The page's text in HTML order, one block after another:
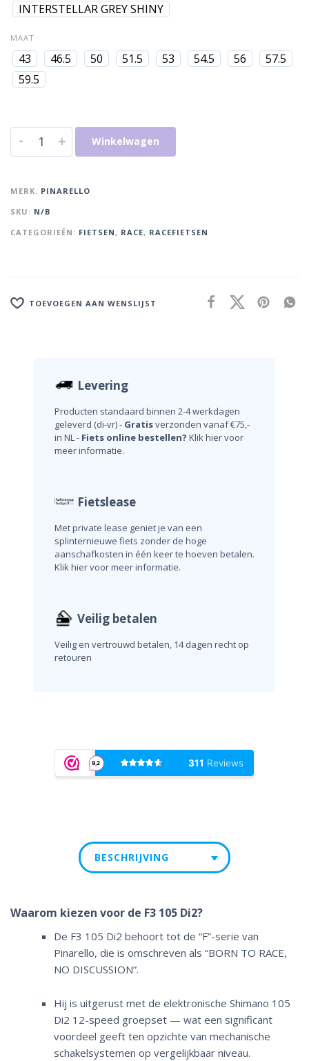
INTERSTELLAR GREY SHINY
MAAT
43 46.5 50 51.5 53 54.5 56
57.5
59.5
- + Winkelwagen
MERK: PINARELLO
SKU: N/B
CATEGORIEËN: FIETSEN, RACE, RACEFIETSEN
TOEVOEGEN AAN WENSLIJST
Levering
Producten standaard binnen 2-4 werkdagen
geleverd (di-vr) - Gratisverzonden vanaf €75,-
in NL - Fiets online bestellen? Klik hier voor
meer informatie.
Fietslease
Met private lease geniet je van een
splinternieuwe fiets zonder de hoge
aanschafkosten in één keer te hoeven betalen.
Klik hier voor meer informatie.
Veilig betalen
Veilig en vertrouwd betalen, 14 dagen recht op
retouren
BESCHRIJVING
Waarom kiezen voor de F3 105 Di2?
De F3 105 Di2 behoort tot de “F”-serie van
Pinarello, die is omschreven als “BORN TO RACE,
NO DISCUSSION”.
Hij is uitgerust met de elektronische Shimano 105
Di2 12-speed groepset — wat een significant
voordeel geeft ten opzichte van mechanische
schakelsystemen op vergelijkbaar niveau.